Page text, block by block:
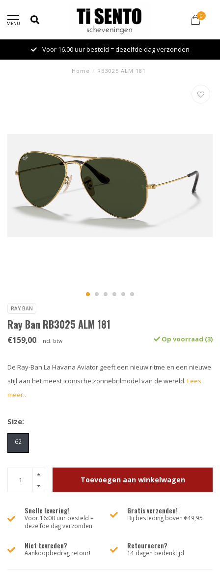
MENU
0
Voor 16.00 uur besteld = dezelfde dag verzonden
Home / RB3025 ALM 181
RAY BAN
Ray Ban RB3025 ALM 181
€159,00 Incl. btw Op voorraad (3)
De Ray-Ban La Havana Aviator geeft een nieuw ritme en een nieuwe
stijl aan het meest iconische zonnebrilmodel van de wereld. Lees
meer..
Size:
62
Toevoegen aan winkelwagen
Snelle levering!
Voor 16:00 uur besteld =
dezelfde dag verzonden
Gratis verzenden!
Bij besteding boven €49,95
Niet tevreden?
Aankoopbedrag retour!
Retourneren?
14 dagen bedenktijd